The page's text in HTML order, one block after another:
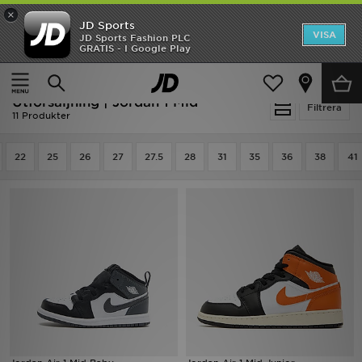
×
JD Sports
JD Sports Fashion PLC
GRATIS - I Google Play
VISA
Ny termin, ny stil Essentials för skolstarten
Hem
Utförsäljning | Jordan 1 Mid
Filtrera
Utförsäljning | Jordan 1 Mid
11 Produkter
22 25 26 27 27.5 28 31 35 36 38 41
Hem
Rea
Nyheter
Sport